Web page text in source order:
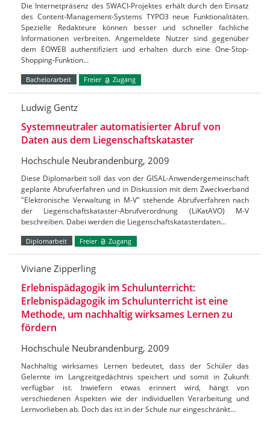
Die Internetpräsenz des SWACI-Projektes erhält durch den Einsatz
des Content-Management-Systems TYPO3 neue Funktionalitäten.
Spezielle Redakteure können besser und schneller fachliche
Informationen verbreiten. Angemeldete Nutzer sind gegenüber
dem EOWEB authentifiziert und erhalten durch eine One-Stop-
Shopping-Funktion…
Bachelorarbeit Freier Zugang
Ludwig Gentz
Systemneutraler automatisierter Abruf von
Daten aus dem Liegenschaftskataster
Hochschule Neubrandenburg, 2009
Diese Diplomarbeit soll das von der GISAL-Anwendergemeinschaft
geplante Abrufverfahren und in Diskussion mit dem Zweckverband
"Elektronische Verwaltung in M-V" stehende Abrufverfahren nach
der Liegenschaftskataster-Abrufverordnung (LiKatAVO) M-V
beschreiben. Dabei werden die Liegenschaftskatasterdaten…
Diplomarbeit Freier Zugang
Viviane Zipperling
Erlebnispädagogik im Schulunterricht:
Erlebnispädagogik im Schulunterricht ist eine
Methode, um nachhaltig wirksames Lernen zu
fördern
Hochschule Neubrandenburg, 2009
Nachhaltig wirksames Lernen bedeutet, dass der Schüler das
Gelernte im Langzeitgedächtnis speichert und somit in Zukunft
verfügbar ist. Inwiefern etwas erinnert wird, hängt von
verschiedenen Aspekten wie der individuellen Verarbeitung und
Lernvorlieben ab. Doch das ist in der Schule nur eingeschränkt…